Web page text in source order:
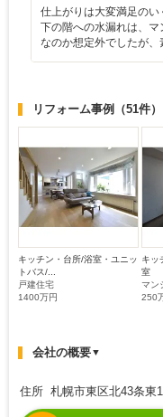
仕上がりは大変満足の
下の階への水漏れは、マ
なのか想定外でしたが
リフォーム事例 （51件）
キッチン・台所/浴室・ユニッ
トバス/...
戸建住宅
1400万円
キッ
室
マン
250
会社の概要▼
住所 札幌市東区北43条東